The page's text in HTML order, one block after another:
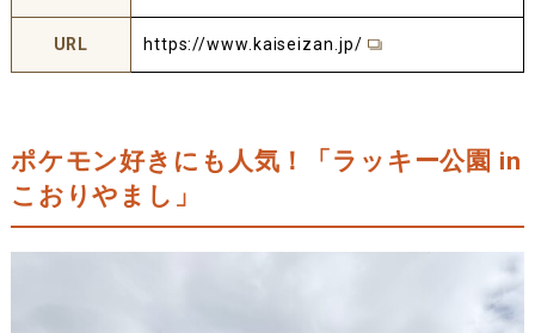
URL https://www.kaiseizan.jp/
ポケモン好きにも人気！「ラッキー公園 in
こおりやまし」